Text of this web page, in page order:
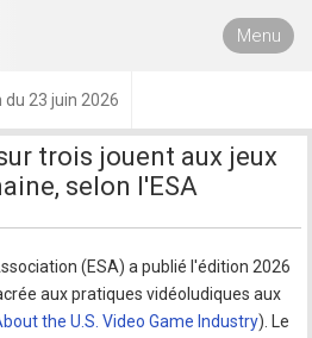
Menu
du 23 juin 2026
trois jouent aux jeux
selon l'ESA
(ESA) a publié l'édition 2026
aux pratiques vidéoludiques aux
the U.S. Video Game Industry). Le